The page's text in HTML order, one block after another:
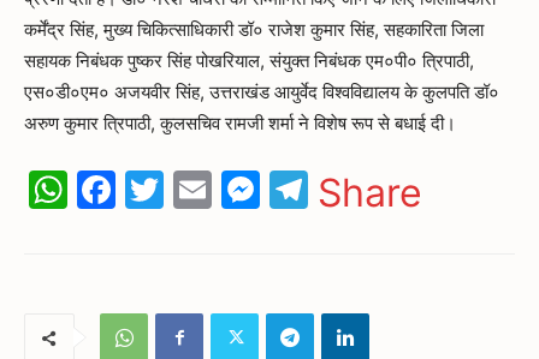
कर्मेंद्र सिंह, मुख्य चिकित्साधिकारी डॉ० राजेश कुमार सिंह, सहकारिता जिला
सहायक निबंधक पुष्कर सिंह पोखरियाल, संयुक्त निबंधक एम०पी० त्रिपाठी,
एस०डी०एम० अजयवीर सिंह, उत्तराखंड आयुर्वेद विश्वविद्यालय के कुलपति डॉ०
अरुण कुमार त्रिपाठी, कुलसचिव रामजी शर्मा ने विशेष रूप से बधाई दी।
WhatsApp
Facebook
Twitter
EmailMessenger
Telegram
Share